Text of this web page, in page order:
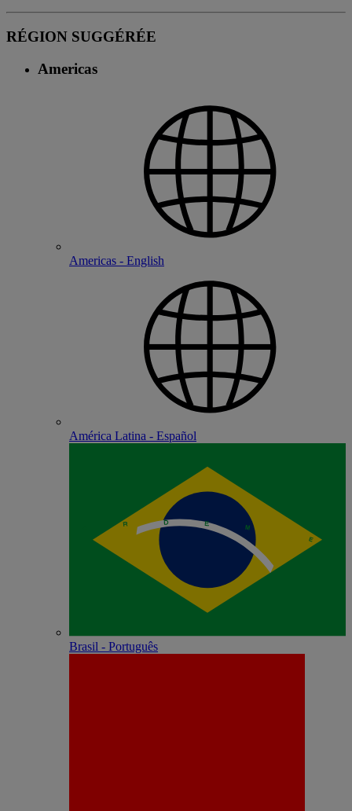
RÉGION SUGGÉRÉE
Americas
Americas - English
América Latina - Español
Brasil - Português